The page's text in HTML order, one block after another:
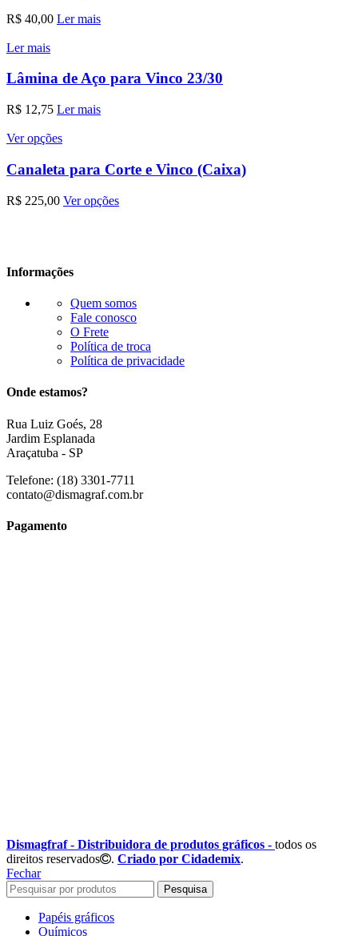
R$ 40,00 Ler mais
Ler mais
Lâmina de Aço para Vinco 23/30
R$ 12,75 Ler mais
Ver opções
Canaleta para Corte e Vinco (Caixa)
R$ 225,00 Ver opções
Informações
Quem somos
Fale conosco
O Frete
Política de troca
Política de privacidade
Onde estamos?
Rua Luiz Goés, 28
Jardim Esplanada
Araçatuba - SP
Telefone: (18) 3301-7711
contato@dismagraf.com.br
Pagamento
Dismagfraf - Distribuidora de produtos gráficos - todos os
direitos reservados
. Criado por Cidademix.
Fechar
Pesquisa
Papéis gráficos
Químicos